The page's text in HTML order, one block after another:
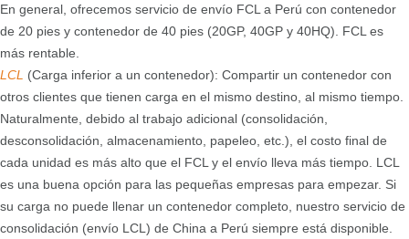
En general, ofrecemos servicio de envío FCL a Perú con contenedor
de 20 pies y contenedor de 40 pies (20GP, 40GP y 40HQ). FCL es
más rentable.
LCL (Carga inferior a un contenedor): Compartir un contenedor con
otros clientes que tienen carga en el mismo destino, al mismo tiempo.
Naturalmente, debido al trabajo adicional (consolidación,
desconsolidación, almacenamiento, papeleo, etc.), el costo final de
cada unidad es más alto que el FCL y el envío lleva más tiempo. LCL
es una buena opción para las pequeñas empresas para empezar. Si
su carga no puede llenar un contenedor completo, nuestro servicio de
consolidación (envío LCL) de China a Perú siempre está disponible.